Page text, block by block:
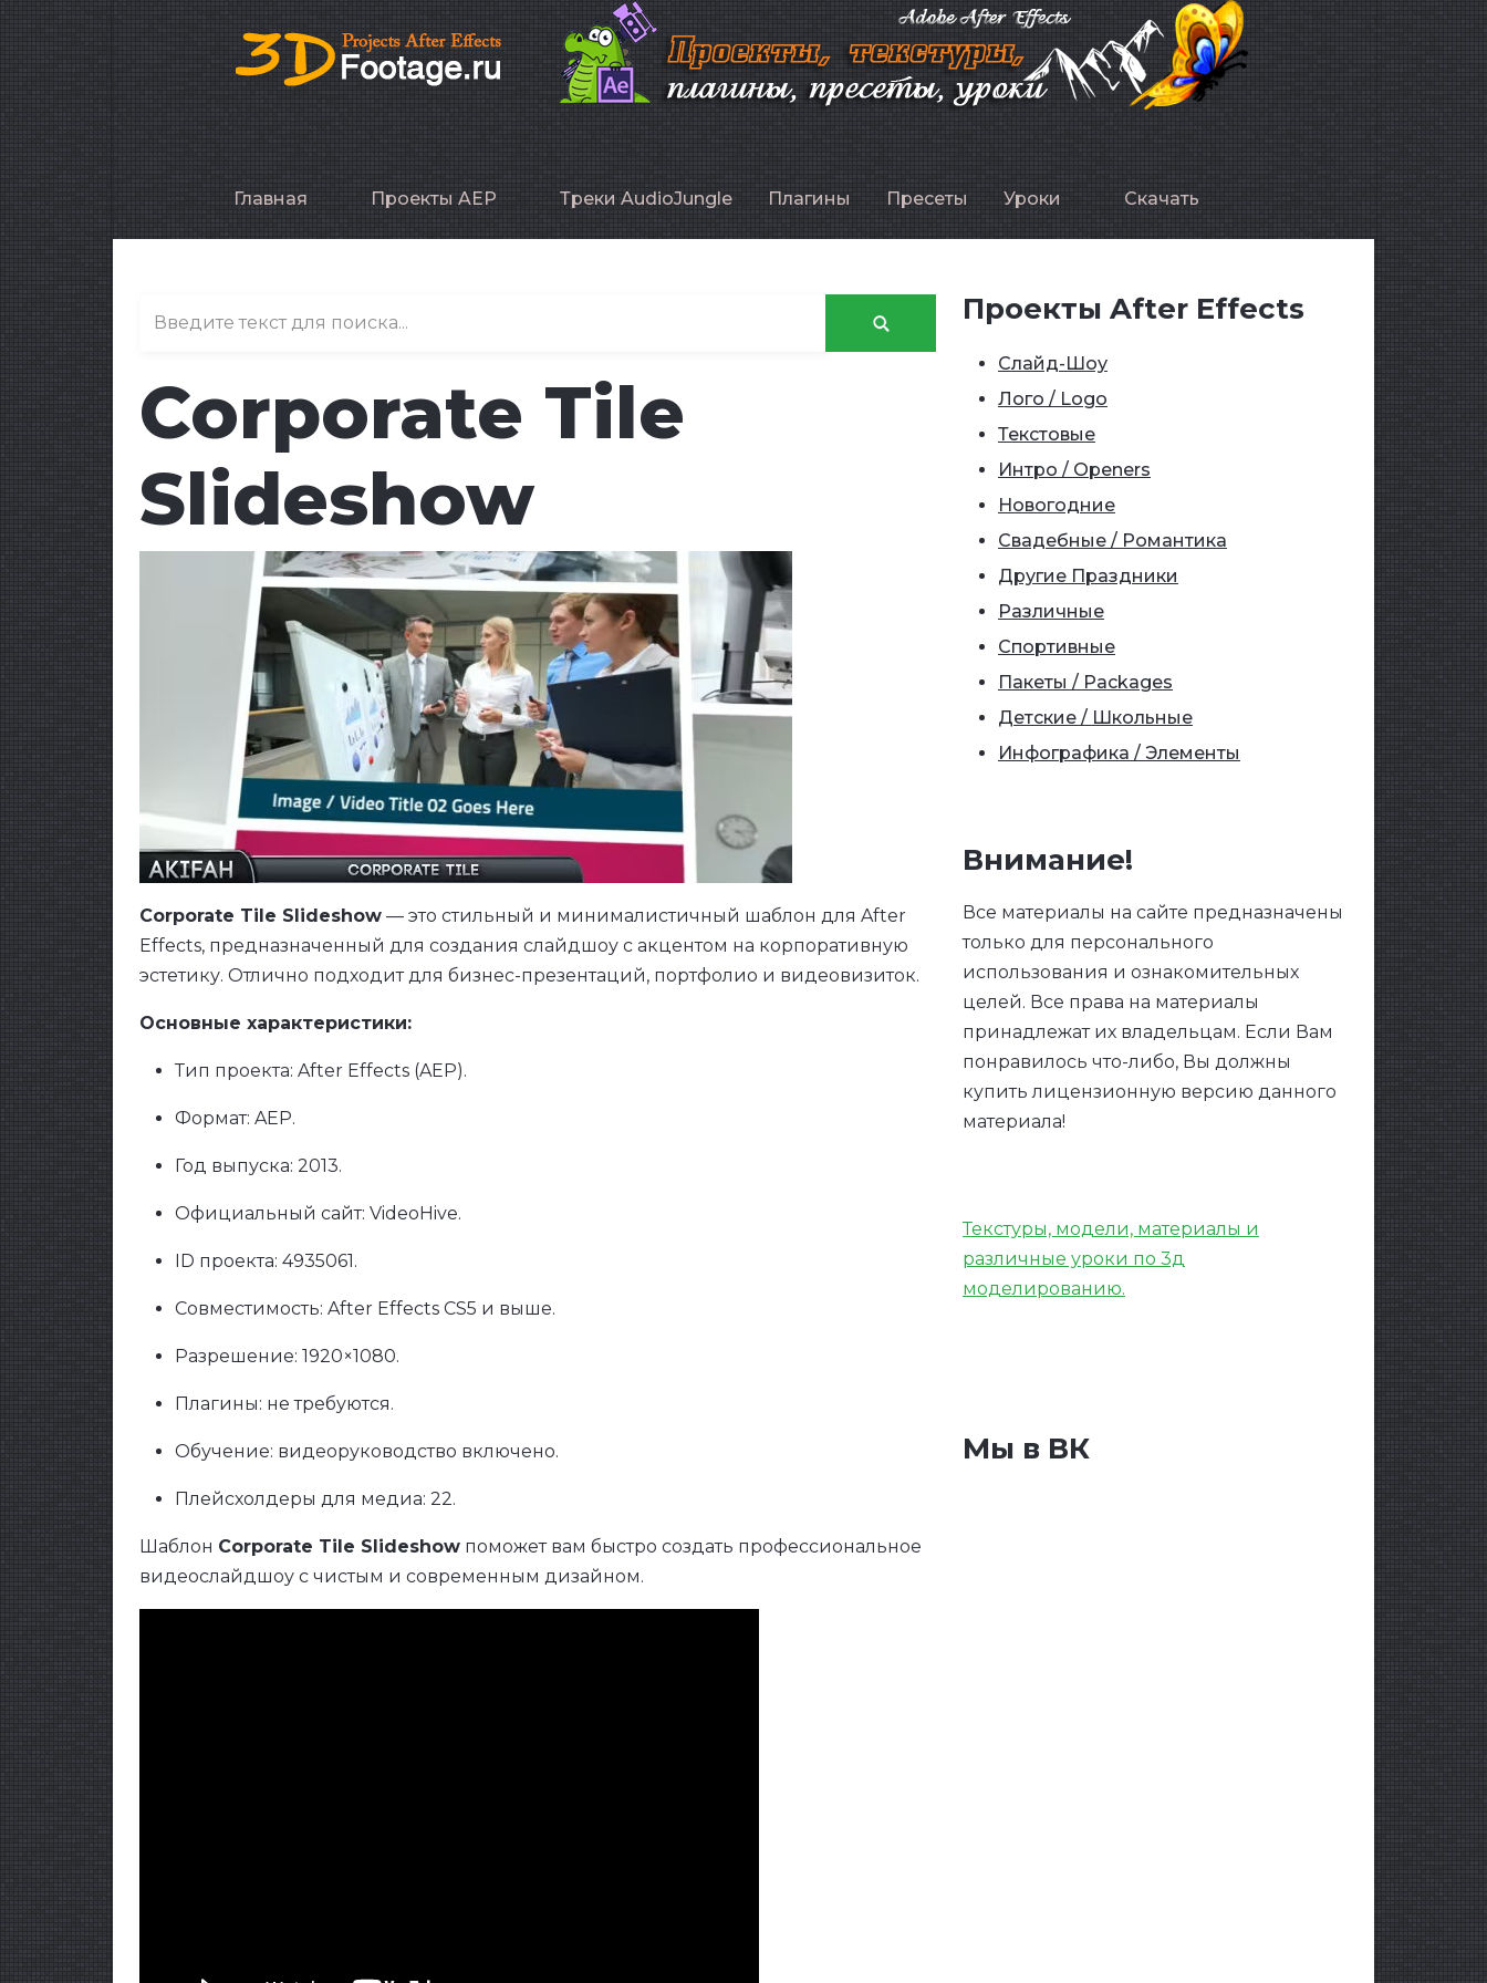
Главная Проекты AEP Треки AudioJungle Плагины Пресеты Уроки Скачать
Corporate Tile
Slideshow
Corporate Tile Slideshow — это стильный и минималистичный шаблон для After
Effects, предназначенный для создания слайдшоу с акцентом на корпоративную
эстетику. Отлично подходит для бизнес-презентаций, портфолио и видеовизиток.
Основные характеристики:
Тип проекта: After Effects (AEP).
Формат: AEP.
Год выпуска: 2013.
Официальный сайт: VideoHive.
ID проекта: 4935061.
Совместимость: After Effects CS5 и выше.
Разрешение: 1920×1080.
Плагины: не требуются.
Обучение: видеоруководство включено.
Плейсхолдеры для медиа: 22.
Шаблон Corporate Tile Slideshow поможет вам быстро создать профессиональное
видеослайдшоу с чистым и современным дизайном.
Проекты After Effects
Слайд-Шоу
Лого / Logo
Текстовые
Интро / Openers
Новогодние
Свадебные / Романтика
Другие Праздники
Различные
Спортивные
Пакеты / Packages
Детские / Школьные
Инфографика / Элементы
Внимание!
Все материалы на сайте предназначены
только для персонального
использования и ознакомительных
целей. Все права на материалы
принадлежат их владельцам. Если Вам
понравилось что-либо, Вы должны
купить лицензионную версию данного
материала!
Текстуры, модели, материалы и
различные уроки по 3д
моделированию.
Мы в ВК